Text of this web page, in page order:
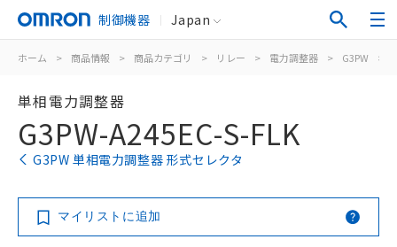
制御機器 Japan
ホーム > 商品情報 > 商品カテゴリ > リレー > 電力調整器 > G3PW >
単相電力調整器
G3PW-A245EC-S-FLK
G3PW 単相電力調整器 形式セレクタ
マイリストに追加